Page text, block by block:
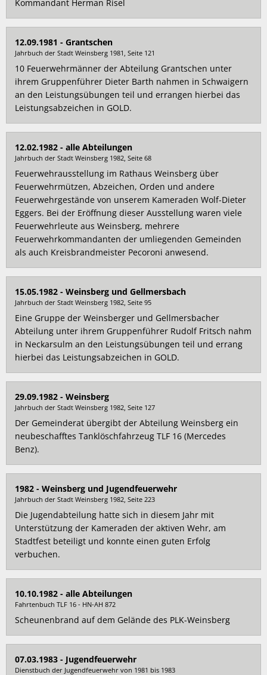
Kommandant Herman Risel
12.09.1981 - Grantschen
Jahrbuch der Stadt Weinsberg 1981, Seite 121
10 Feuerwehrmänner der Abteilung Grantschen unter
ihrem Gruppenführer Dieter Barth nahmen in Schwaigern
an den Leistungsübungen teil und errangen hierbei das
Leistungsabzeichen in GOLD.
12.02.1982 - alle Abteilungen
Jahrbuch der Stadt Weinsberg 1982, Seite 68
Feuerwehrausstellung im Rathaus Weinsberg über
Feuerwehrmützen, Abzeichen, Orden und andere
Feuerwehrgestände von unserem Kameraden Wolf-Dieter
Eggers. Bei der Eröffnung dieser Ausstellung waren viele
Feuerwehrleute aus Weinsberg, mehrere
Feuerwehrkommandanten der umliegenden Gemeinden
als auch Kreisbrandmeister Pecoroni anwesend.
15.05.1982 - Weinsberg und Gellmersbach
Jahrbuch der Stadt Weinsberg 1982, Seite 95
Eine Gruppe der Weinsberger und Gellmersbacher
Abteilung unter ihrem Gruppenführer Rudolf Fritsch nahm
in Neckarsulm an den Leistungsübungen teil und errang
hierbei das Leistungsabzeichen in GOLD.
29.09.1982 - Weinsberg
Jahrbuch der Stadt Weinsberg 1982, Seite 127
Der Gemeinderat übergibt der Abteilung Weinsberg ein
neubeschafftes Tanklöschfahrzeug TLF 16 (Mercedes
Benz).
1982 - Weinsberg und Jugendfeuerwehr
Jahrbuch der Stadt Weinsberg 1982, Seite 223
Die Jugendabteilung hatte sich in diesem Jahr mit
Unterstützung der Kameraden der aktiven Wehr, am
Stadtfest beteiligt und konnte einen guten Erfolg
verbuchen.
10.10.1982 - alle Abteilungen
Fahrtenbuch TLF 16 - HN-AH 872
Scheunenbrand auf dem Gelände des PLK-Weinsberg
07.03.1983 - Jugendfeuerwehr
Dienstbuch der Jugendfeuerwehr von 1981 bis 1983